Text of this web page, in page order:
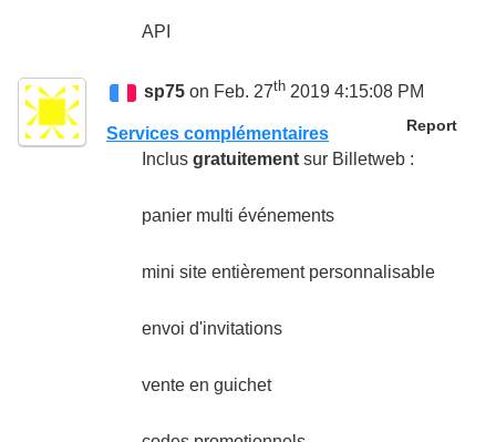
API
sp75 on Feb. 27th 2019 4:15:08 PM
Report
Services complémentaires
Inclus gratuitement sur Billetweb :
panier multi événements
mini site entièrement personnalisable
envoi d'invitations
vente en guichet